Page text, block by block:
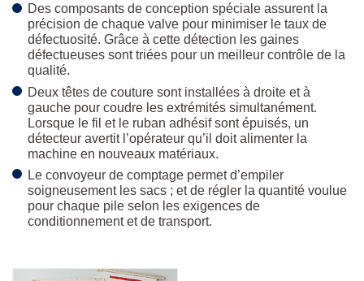
Des composants de conception spéciale assurent la
précision de chaque valve pour minimiser le taux de
défectuosité. Grâce à cette détection les gaines
défectueuses sont triées pour un meilleur contrôle de la
qualité.
Deux têtes de couture sont installées à droite et à
gauche pour coudre les extrémités simultanément.
Lorsque le fil et le ruban adhésif sont épuisés, un
détecteur avertit l’opérateur qu’il doit alimenter la
machine en nouveaux matériaux.
Le convoyeur de comptage permet d’empiler
soigneusement les sacs ; et de régler la quantité voulue
pour chaque pile selon les exigences de
conditionnement et de transport.